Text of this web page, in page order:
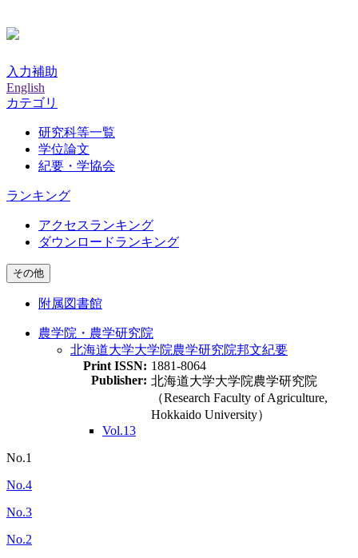
入力補助
English
カテゴリ
研究科等一覧
学位論文
紀要・学協会
ランキング
アクセスランキング
ダウンロードランキング
その他
附属図書館
農学院・農学研究院
北海道大学大学院農学研究院邦文紀要
Print ISSN: 1881-8064
Publisher: 北海道大学大学院農学研究院
（Research Faculty of Agriculture,
Hokkaido University）
Vol.13
No.1
No.4
No.3
No.2